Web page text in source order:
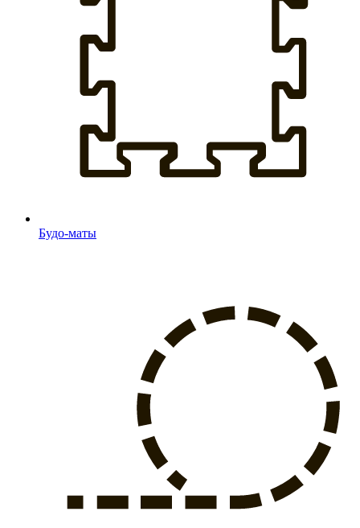
Будо-маты